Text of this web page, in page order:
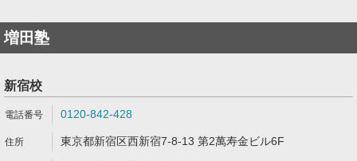
増田塾
新宿校
0120-842-428
東京都新宿区西新宿7-8-13 第2萬寿金ビル6F